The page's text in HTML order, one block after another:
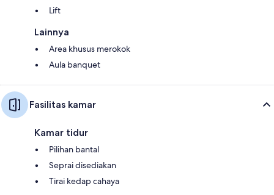
Lift
Lainnya
Area khusus merokok
Aula banquet
Fasilitas kamar
Kamar tidur
Pilihan bantal
Seprai disediakan
Tirai kedap cahaya